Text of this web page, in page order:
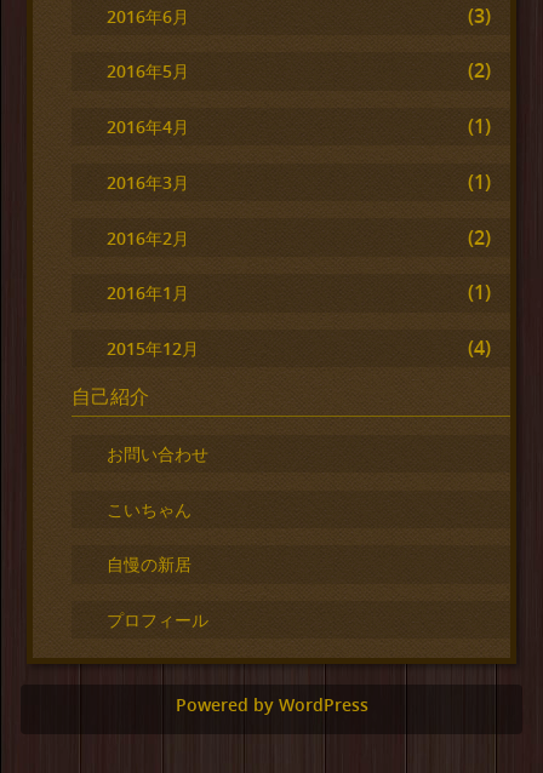
2016年6月 (3)
2016年5月 (2)
2016年4月 (1)
2016年3月 (1)
2016年2月 (2)
2016年1月 (1)
2015年12月
(4)
自己紹介
お問い合わせ
こいちゃん
自慢の新居
プロフィール
Powered by WordPress